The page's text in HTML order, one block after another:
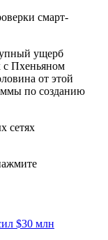
смарт-
ущерб
с Пхеньяном
от этой
по созданию
сетях
$30 млн